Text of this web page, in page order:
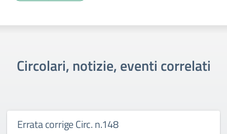
Circolari, notizie, eventi correlati
Errata corrige Circ. n.148